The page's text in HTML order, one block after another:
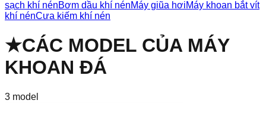
sạch khí nénBơm dầu khí nénMáy giũa hơiMáy khoan bắt vít
khí nénCưa kiếm khí nén
★CÁC MODEL CỦA MÁY
KHOAN ĐÁ
3 model